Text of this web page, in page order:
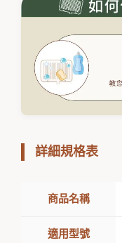
詳細規格表
商品名稱
適用型號